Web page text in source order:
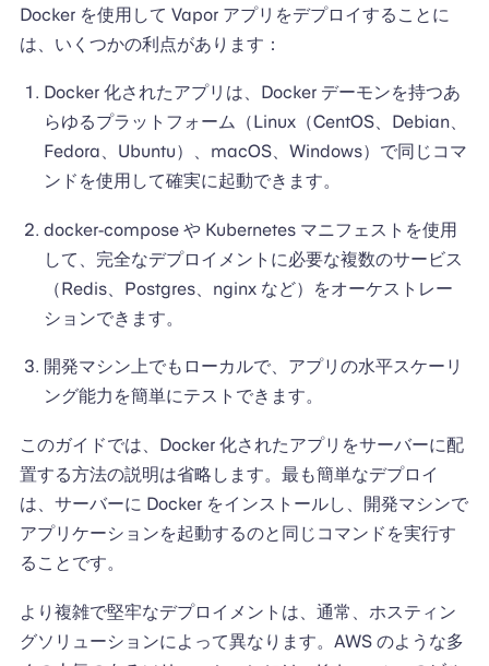
Docker を使用して Vapor アプリをデプロイすることに
は、いくつかの利点があります：
Docker 化されたアプリは、Docker デーモンを持つあ
らゆるプラットフォーム（Linux（CentOS、Debian、
Fedora、Ubuntu）、macOS、Windows）で同じコマ
ンドを使用して確実に起動できます。
docker-compose や Kubernetes マニフェストを使用
して、完全なデプロイメントに必要な複数のサービス
（Redis、Postgres、nginx など）をオーケストレー
ションできます。
開発マシン上でもローカルで、アプリの水平スケーリ
ング能力を簡単にテストできます。
このガイドでは、Docker 化されたアプリをサーバーに配
置する方法の説明は省略します。最も簡単なデプロイ
は、サーバーに Docker をインストールし、開発マシンで
アプリケーションを起動するのと同じコマンドを実行す
ることです。
より複雑で堅牢なデプロイメントは、通常、ホスティン
グソリューションによって異なります。AWS のような多